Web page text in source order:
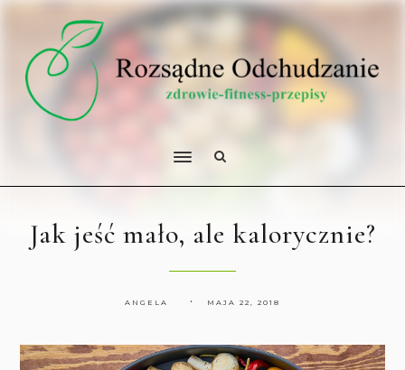
Jak jeść mało, ale kalorycznie?
ANGELA MAJA 22, 2018